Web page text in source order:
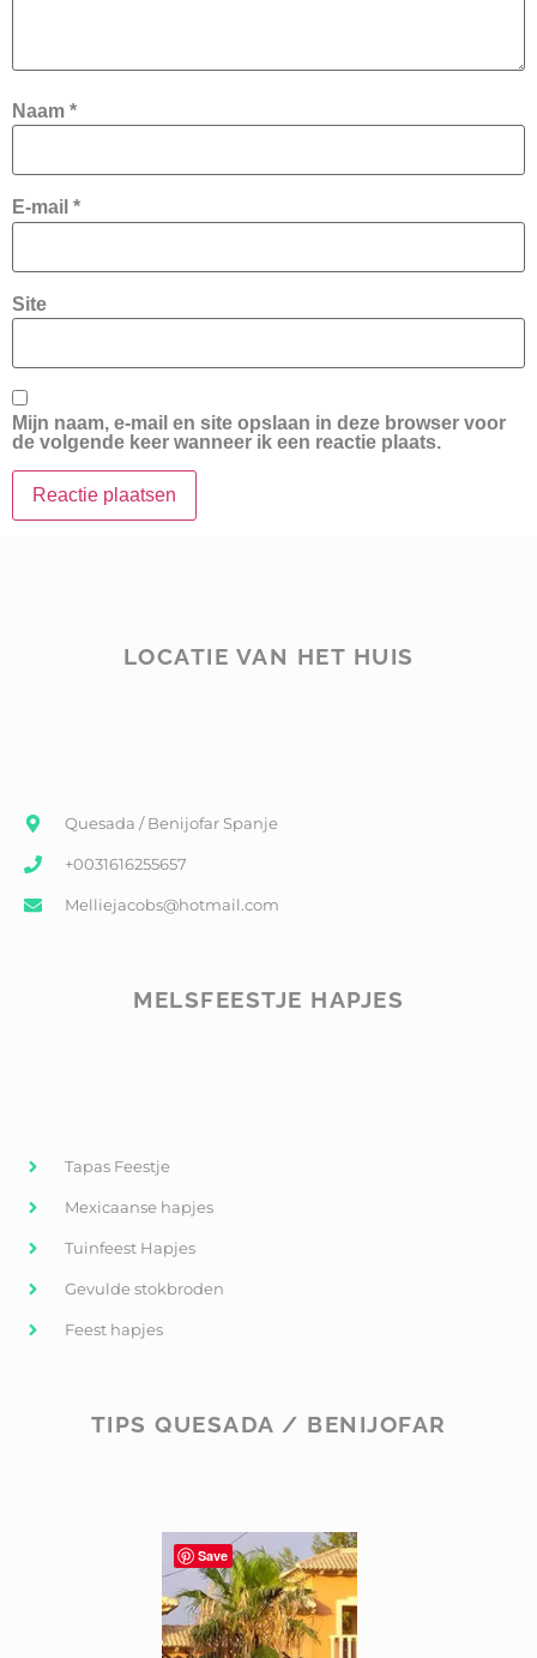
Naam *
E-mail *
Site
Mijn naam, e-mail en site opslaan in deze browser voor
de volgende keer wanneer ik een reactie plaats.
LOCATIE VAN HET HUIS
Quesada / Benijofar Spanje
+0031616255657
Melliejacobs@hotmail.com
MELSFEESTJE HAPJES
Tapas Feestje
Mexicaanse hapjes
Tuinfeest Hapjes
Gevulde stokbroden
Feest hapjes
TIPS QUESADA / BENIJOFAR
Save